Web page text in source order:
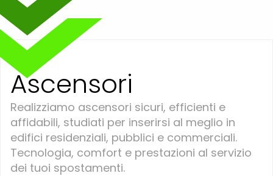
Ascensori
Realizziamo ascensori sicuri, efficienti e
affidabili, studiati per inserirsi al meglio in
edifici residenziali, pubblici e commerciali.
Tecnologia, comfort e prestazioni al servizio
dei tuoi spostamenti.